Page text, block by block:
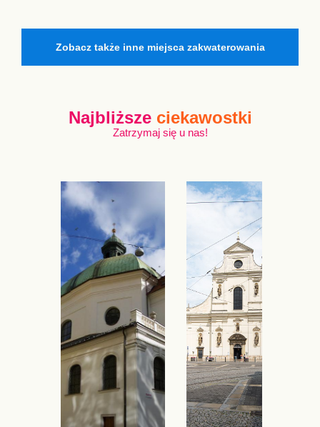
Zobacz także inne miejsca zakwaterowania
Najbliższe ciekawostki
Zatrzymaj się u nas!